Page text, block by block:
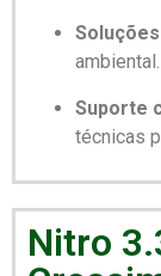
ambiental.
Suporte
técnicas
Nitro